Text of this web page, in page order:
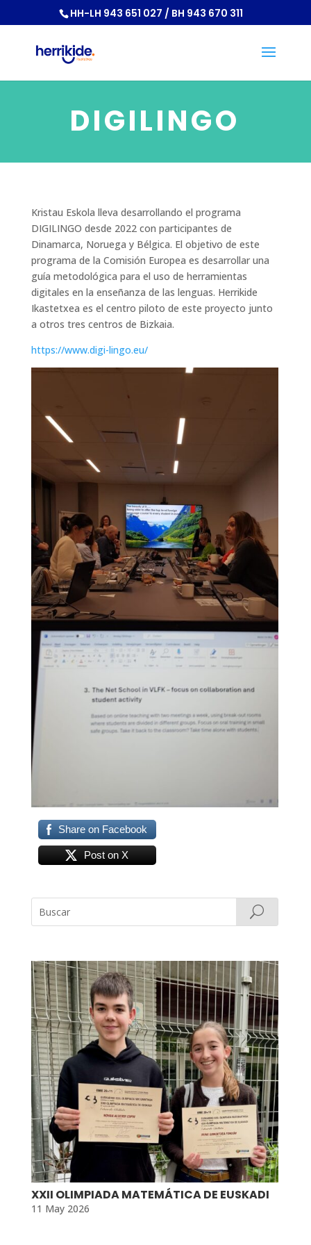
HH-LH 943 651 027 / BH 943 670 311
DIGILINGO
Kristau Eskola lleva desarrollando el programa
DIGILINGO desde 2022 con participantes de
Dinamarca, Noruega y Bélgica. El objetivo de este
programa de la Comisión Europea es desarrollar una
guía metodológica para el uso de herramientas
digitales en la enseñanza de las lenguas. Herrikide
Ikastetxea es el centro piloto de este proyecto junto
a otros tres centros de Bizkaia.
https://www.digi-lingo.eu/
Share on Facebook
Post on X
XXII OLIMPIADA MATEMÁTICA DE EUSKADI
11 May 2026